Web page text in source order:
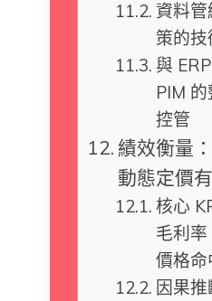
資料
策的技
與
PIM
控管
績效衡量
動態定價
核心
毛利率
價格命
因果